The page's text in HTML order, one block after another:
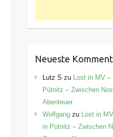
Neueste
Lutz S zu
Lost in MV
Pütnitz – Zwischen
Abenteuer
Wolfgangzu
Lost in
in Pütnitz – Zwischen